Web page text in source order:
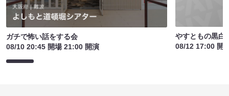
ガチで怖い話をする会
08/10 20:45 開場 21:00 開演
やすともの黒白
08/12 17:00 開